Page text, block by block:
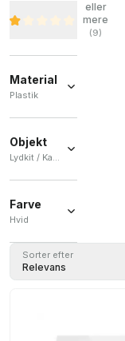
eller
mere
(9)
Material
Plastik
Objekt
Lydkit / Kasse / Skærm / Telefon / Video kit
Kasse 8 )
(7)
Telefon
(4)
Farve
Hvid
Sorter efter
Relevans